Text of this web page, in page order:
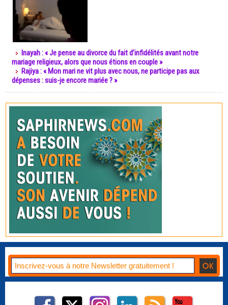
Inayah : « Je pense au divorce du fait d’infidélités avant notre
mariage religieux, alors que nous étions en couple »
Rajiya : « Mon mari ne vit plus avec nous, ne participe pas aux
dépenses : suis-je encore mariée ? »